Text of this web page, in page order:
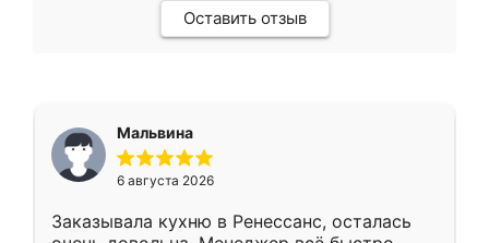
Оставить отзыв
Мальвина
6 августа 2026
Заказывала кухню в Ренессанс, осталась